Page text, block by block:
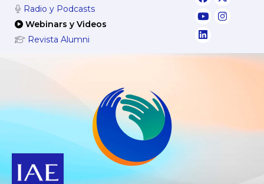
Radio y Podcasts
Webinars y Videos
Revista Alumni